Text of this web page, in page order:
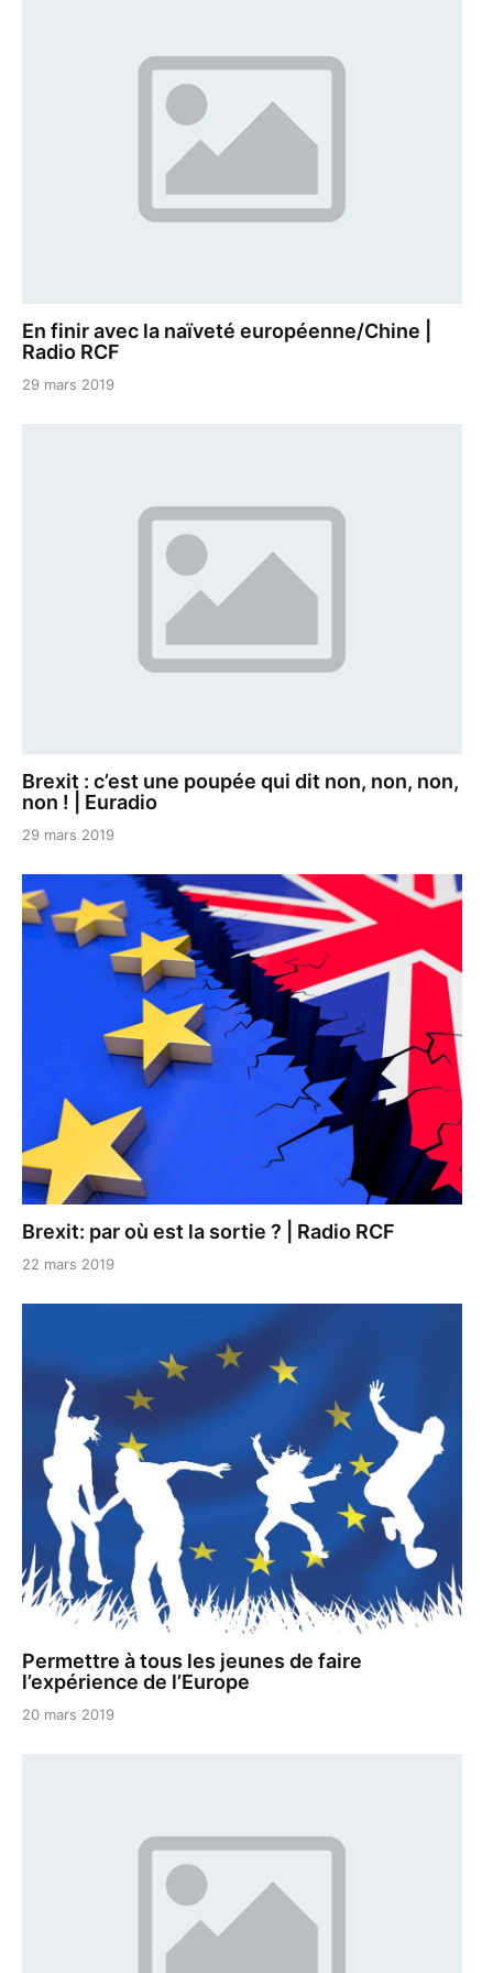
En finir avec la naïveté européenne/Chine |
Radio RCF
29 mars 2019
Brexit : c’est une poupée qui dit non, non, non,
non ! | Euradio
29 mars 2019
Brexit: par où est la sortie ? | Radio RCF
22 mars 2019
Permettre à tous les jeunes de faire
l’expérience de l’Europe
20 mars 2019